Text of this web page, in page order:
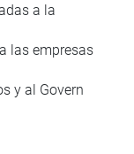
a la
las empresas
y al Govern